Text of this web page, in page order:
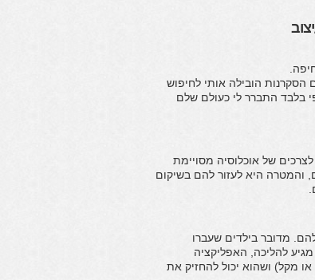
הובילה אותי לחיפוש
בלבד התברר לי כעולם שלם
של אוכלוסיה מסויימת
והמטרה היא לעזור להם בשיקום
מדובר בילדים שעברו
להליכה, האפליקציה
מקל) ושהוא יכול להחזיק את